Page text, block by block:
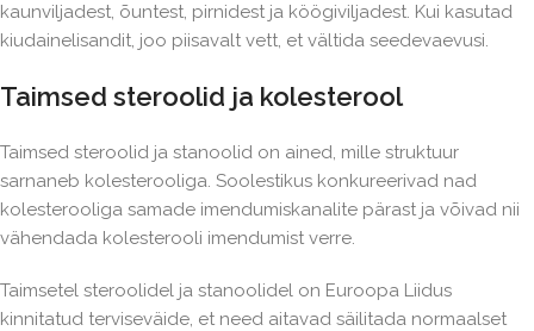
kaunviljadest, õuntest, pirnidest ja köögiviljadest. Kui kasutad
kiudainelisandit, joo piisavalt vett, et vältida seedevaevusi.
Taimsed steroolid ja kolesterool
Taimsed steroolid ja stanoolid on ained, mille struktuur
sarnaneb kolesterooliga. Soolestikus konkureerivad nad
kolesterooliga samade imendumiskanalite pärast ja võivad nii
vähendada kolesterooli imendumist verre.
Taimsetel steroolidel ja stanoolidel on Euroopa Liidus
kinnitatud terviseväide, et need aitavad säilitada normaalset